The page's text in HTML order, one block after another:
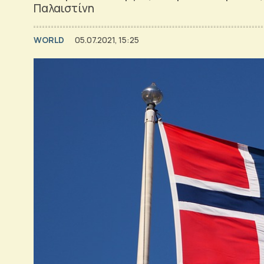
Παλαιστίνη
WORLD 05.07.2021, 15:25